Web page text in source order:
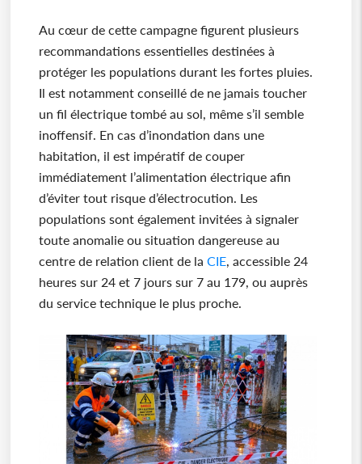
Au cœur de cette campagne figurent plusieurs
recommandations essentielles destinées à
protéger les populations durant les fortes pluies.
Il est notamment conseillé de ne jamais toucher
un fil électrique tombé au sol, même s’il semble
inoffensif. En cas d’inondation dans une
habitation, il est impératif de couper
immédiatement l’alimentation électrique afin
d’éviter tout risque d’électrocution. Les
populations sont également invitées à signaler
toute anomalie ou situation dangereuse au
centre de relation client de la CIE, accessible 24
heures sur 24 et 7 jours sur 7 au 179, ou auprès
du service technique le plus proche.